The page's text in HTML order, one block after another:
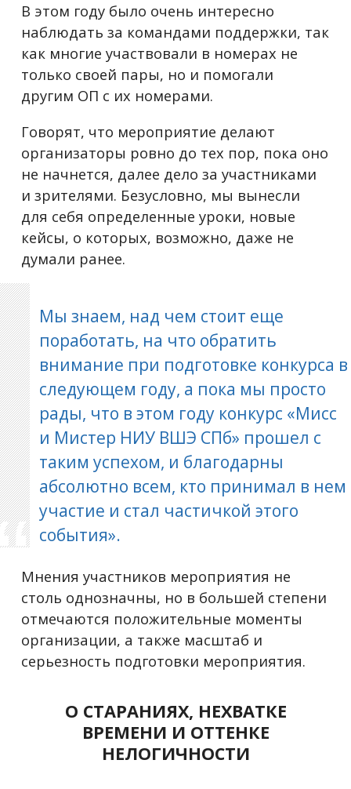
В этом году было очень интересно
наблюдать за командами поддержки, так
как многие участвовали в номерах не
только своей пары, но и помогали
другим ОП с их номерами.
Говорят, что мероприятие делают
организаторы ровно до тех пор, пока оно
не начнется, далее дело за участниками
и зрителями. Безусловно, мы вынесли
для себя определенные уроки, новые
кейсы, о которых, возможно, даже не
думали ранее.
Мы знаем, над чем стоит еще
поработать, на что обратить
внимание при подготовке конкурса в
следующем году, а пока мы просто
рады, что в этом году конкурс «Мисс
и Мистер НИУ ВШЭ СПб» прошел с
таким успехом, и благодарны
абсолютно всем, кто принимал в нем
участие и стал частичкой этого
события».
Мнения участников мероприятия не
столь однозначны, но в большей степени
отмечаются положительные моменты
организации, а также масштаб и
серьезность подготовки мероприятия.
О СТАРАНИЯХ, НЕХВАТКЕ
ВРЕМЕНИ И ОТТЕНКЕ
НЕЛОГИЧНОСТИ